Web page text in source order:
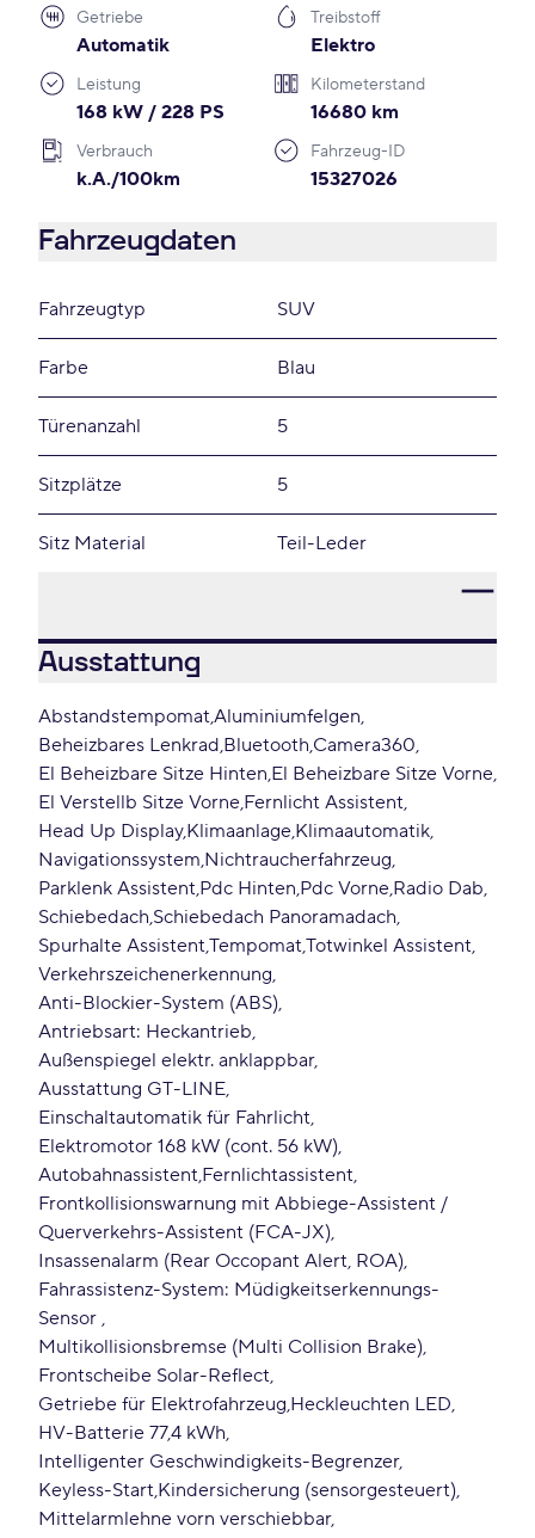
Getriebe
Automatik
Treibstoff
Elektro
Leistung
168 kW / 228 PS
Kilometerstand
16680 km
Verbrauch
k.A./100km
Fahrzeug-ID
15327026
Fahrzeugdaten
Fahrzeugtyp SUV
Farbe Blau
Türenanzahl 5
Sitzplätze 5
Sitz Material Teil-Leder
Ausstattung
AbstandstempomatAluminiumfelgen
Beheizbares Lenkrad Bluetooth Camera360
El Beheizbare Sitze Hinten El Beheizbare Sitze Vorne
El Verstellb Sitze Vorne Fernlicht Assistent
Head Up Display Klimaanlage Klimaautomatik
Navigationssystem Nichtraucherfahrzeug
Parklenk Assistent Pdc Hinten Pdc Vorne Radio Dab
Schiebedach Schiebedach Panoramadach
Spurhalte AssistentTempomatTotwinkel Assistent
Verkehrszeichenerkennung
Anti-Blockier-System (ABS)
Antriebsart: Heckantrieb
Außenspiegel elektr. anklappbar
Ausstattung GT-LINE
Einschaltautomatik für Fahrlicht
Elektromotor 168 kW (cont. 56 kW)
Autobahnassistent Fernlichtassistent
Frontkollisionswarnung mit Abbiege-Assistent /
Querverkehrs-Assistent (FCA-JX)
Insassenalarm (Rear Occopant Alert, ROA)
Fahrassistenz-System: Müdigkeitserkennungs-
Sensor
Multikollisionsbremse (Multi Collision Brake)
Frontscheibe Solar-Reflect
Getriebe für Elektrofahrzeug Heckleuchten LED
HV-Batterie 77,4 kWh
Intelligenter Geschwindigkeits-Begrenzer
Keyless-Start Kindersicherung (sensorgesteuert)
Mittelarmlehne vorn verschiebbar